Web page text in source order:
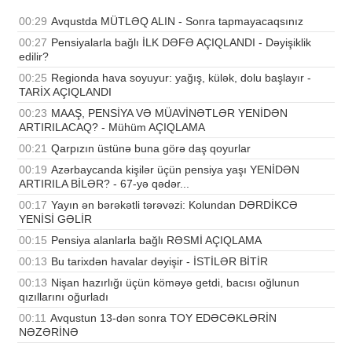
00:29 Avqustda MÜTLƏQ ALIN - Sonra tapmayacaqsınız
00:27 Pensiyalarla bağlı İLK DƏFƏ AÇIQLANDI - Dəyişiklik
edilir?
00:25 Regionda hava soyuyur: yağış, külək, dolu başlayır -
TARİX AÇIQLANDI
00:23 MAAŞ, PENSİYA VƏ MÜAVİNƏTLƏR YENİDƏN
ARTIRILACAQ? - Mühüm AÇIQLAMA
00:21 Qarpızın üstünə buna görə daş qoyurlar
00:19 Azərbaycanda kişilər üçün pensiya yaşı YENİDƏN
ARTIRILA BİLƏR? - 67-yə qədər...
00:17 Yayın ən bərəkətli tərəvəzi: Kolundan DƏRDİKCƏ
YENİSİ GƏLİR
00:15 Pensiya alanlarla bağlı RƏSMİ AÇIQLAMA
00:13 Bu tarixdən havalar dəyişir - İSTİLƏR BİTİR
00:13 Nişan hazırlığı üçün köməyə getdi, bacısı oğlunun
qızıllarını oğurladı
00:11 Avqustun 13-dən sonra TOY EDƏCƏKLƏRİN
NƏZƏRİNƏ